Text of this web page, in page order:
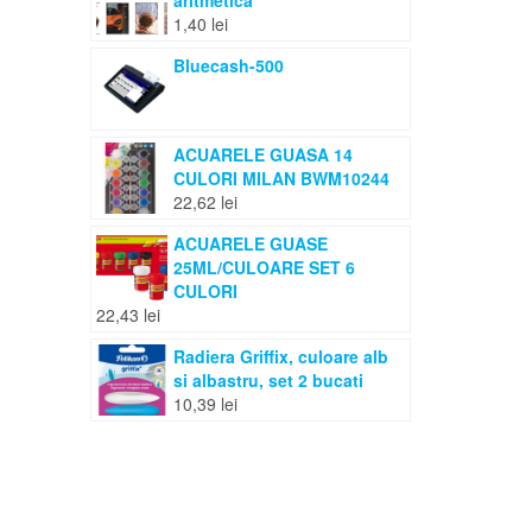
1,40 lei
Bluecash-500
ACUARELE GUASA 14
CULORI MILAN BWM10244
22,62 lei
ACUARELE GUASE
25ML/CULOARE SET 6
CULORI
22,43 lei
Radiera Griffix, culoare alb
si albastru, set 2 bucati
10,39 lei